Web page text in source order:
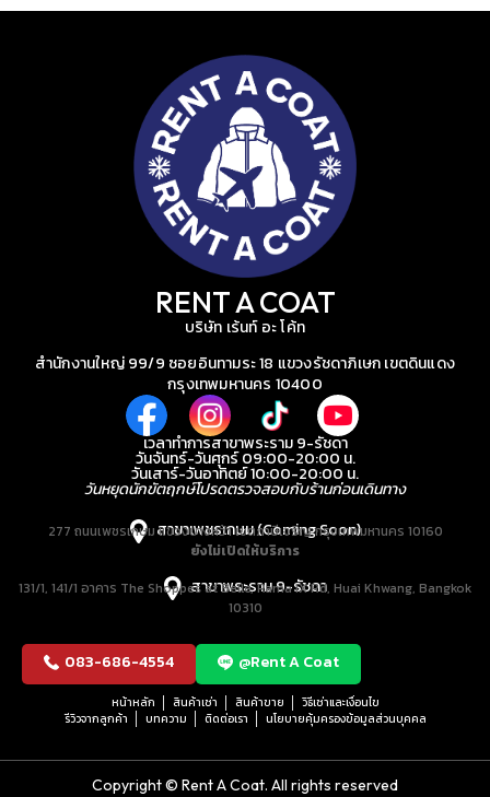
RENT A COAT
บริษัท เร้นท์ อะ โค้ท
สำนักงานใหญ่ 99/9 ซอยอินทามระ 18 แขวงรัชดาภิเษก เขตดินแดง
กรุงเทพมหานคร 10400
เวลาทำการสาขาพระราม 9-รัชดา
วันจันทร์-วันศุกร์ 09:00-20:00 น.
วันเสาร์-วันอาทิตย์ 10:00-20:00 น.
วันหยุดนักขัตฤกษ์โปรดตรวจสอบกับร้านก่อนเดินทาง
สาขาเพชรเกษม (Coming Soon)
277 ถนนเพชรเกษม แขวงบางหว้า เขตภาษีเจริญ กรุงเทพมหานคร 10160
ยังไม่เปิดให้บริการ
สาขาพระราม 9-รัชดา
131/1, 141/1 อาคาร The Shoppes at Belle, Rama IX Rd, Huai Khwang, Bangkok
10310
083-686-4554 @Rent A Coat
หน้าหลัก สินค้าเช่า สินค้าขาย
วิธีเช่าและเงื่อนไข
รีวิวจากลูกค้า
บทความ ติดต่อเรา นโยบายคุ้มครองข้อมูลส่วนบุคคล
Copyright © Rent A Coat. All rights reserved